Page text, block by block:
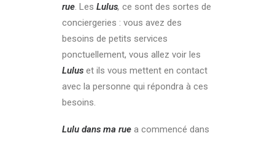
rue. Les Lulus, ce sont des sortes de
conciergeries : vous avez des
besoins de petits services
ponctuellement, vous allez voir les
Lulus et ils vous mettent en contact
avec la personne qui répondra à ces
besoins.
Lulu dans ma rue a commencé dans